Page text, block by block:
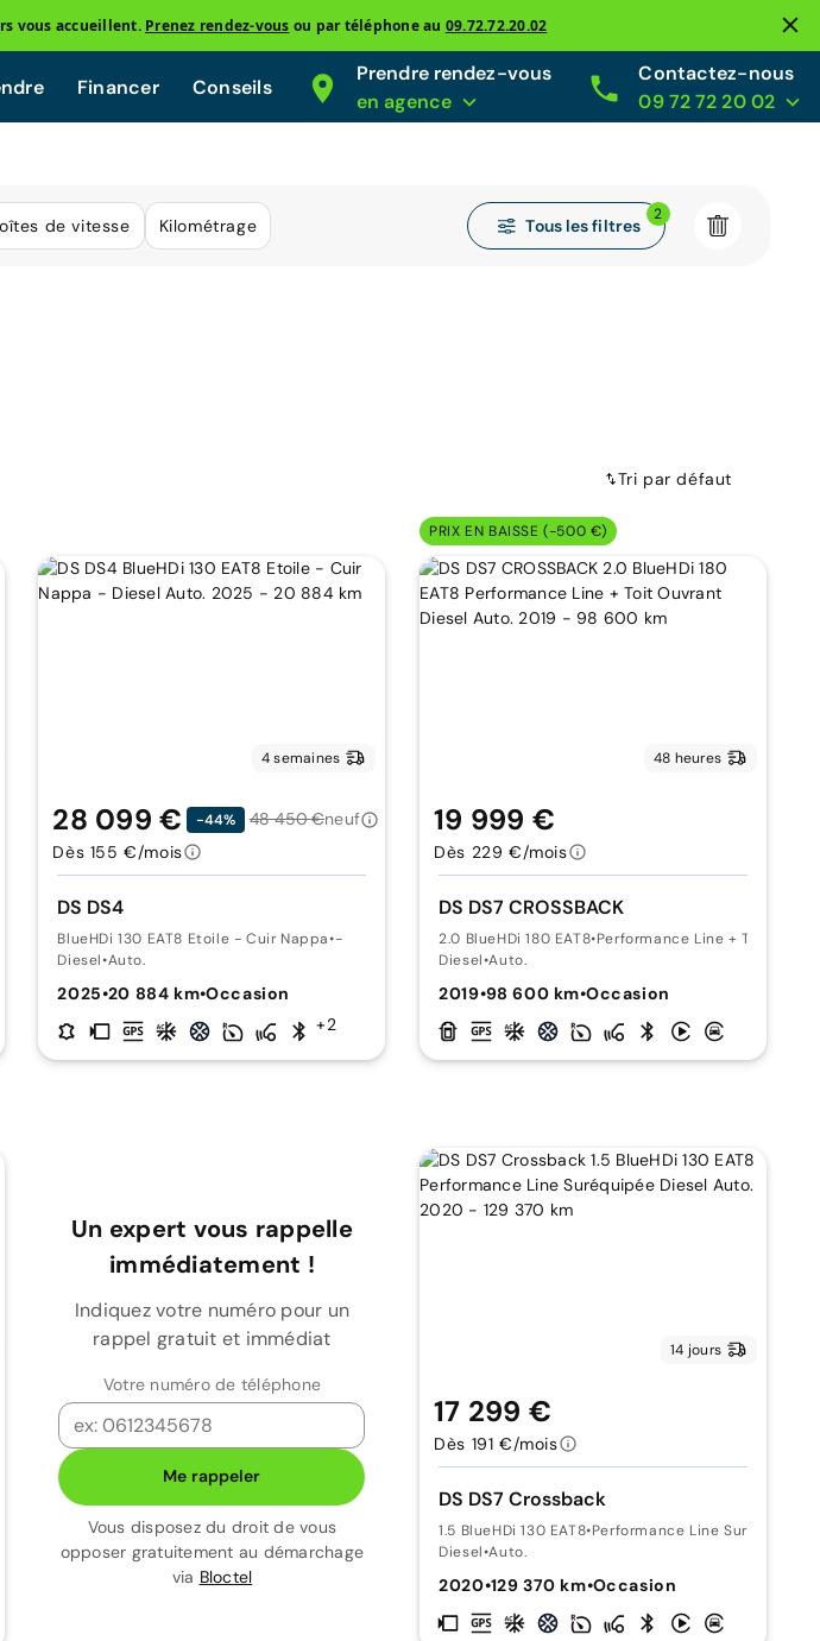
vous accueillent. Prenez rendez-vous ou par téléphone au 09.72.72.20.02
Financer Conseils
Prendre rendez-vous
en agence
Contactez-nous
09 72 72 20 02
de vitesse Kilométrage Tous les filtres
2
Tri par défaut
4 semaines
DS DS4
BlueHDi 130 EAT8 Etoile - Cuir Nappa•-
Diesel•Auto.
2025•20 884 km•Occasion
+2
28 099 € -44% 48 450 €neuf
Dès 155 €/mois
PRIX EN BAISSE (-500 €)
48 heures
DS DS7 CROSSBACK
2.0 BlueHDi 180 EAT8•Performance Line + Toit
Diesel•Auto.
2019•98 600 km•Occasion
19 999 €
Dès 229 €/mois
LED VISION
Un expert vous rappelle
immédiatement !
Indiquez votre numéro pour un
rappel gratuit et immédiat
Votre numéro de téléphone
Me rappeler
Vous disposez du droit de vous
opposer gratuitement au démarchage
via Bloctel
14 jours
DS DS7 Crossback
1.5 BlueHDi 130 EAT8•Performance Line Suréquipée
Diesel•Auto.
2020•129 370 km•Occasion
17 299 €
Dès 191 €/mois